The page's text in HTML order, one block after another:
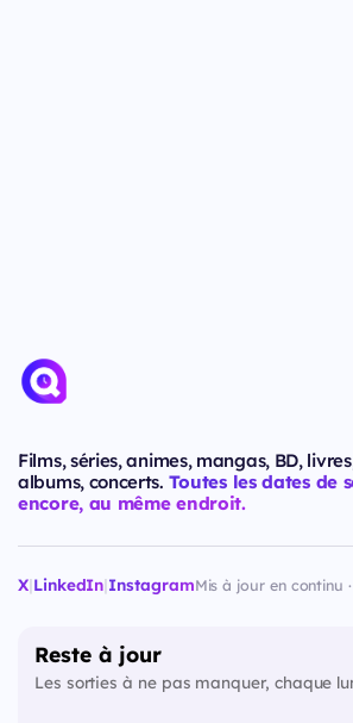
Films, séries, animes, mangas, BD,
albums, concerts. Toutes les dates de
encore, au même endroit.
X|LinkedIn|InstagramMis à jour en continu
Reste à jour
Les sorties à ne pas manquer, chaque